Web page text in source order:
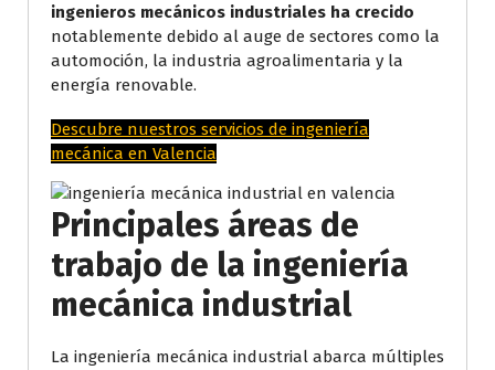
ingenieros mecánicos industriales ha crecido
notablemente debido al auge de sectores como la
automoción, la industria agroalimentaria y la
energía renovable.
Descubre nuestros servicios de ingeniería
mecánica en Valencia
Principales áreas de
trabajo de la ingeniería
mecánica industrial
La ingeniería mecánica industrial abarca múltiples